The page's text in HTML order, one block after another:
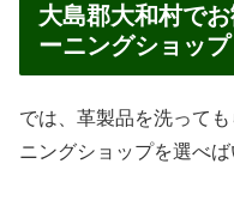
大島郡大和村で
ーニングショップ
では、革製品を洗って
ニングショップを選べ